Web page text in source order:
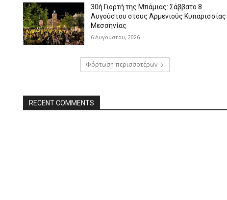
30ή Γιορτή της Μπάμιας: Σάββατο 8
Αυγούστου στους Αρμενιούς Κυπαρισσίας
Μεσσηνίας
6 Αυγούστου, 2026
Φόρτωση περισσοτέρων
RECENT COMMENTS